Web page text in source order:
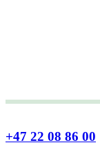
+47 22 08 86 00